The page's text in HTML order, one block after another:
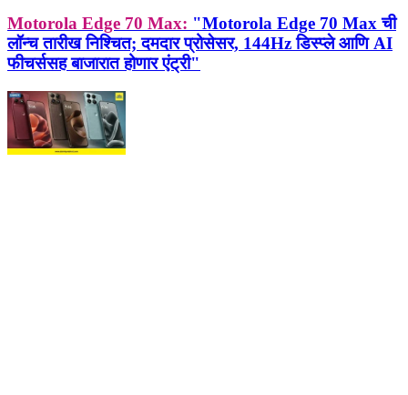
Motorola Edge 70 Max: "Motorola Edge 70 Max ची
लॉन्च तारीख निश्चित; दमदार प्रोसेसर, 144Hz डिस्प्ले आणि AI
फीचर्ससह बाजारात होणार एंट्री"